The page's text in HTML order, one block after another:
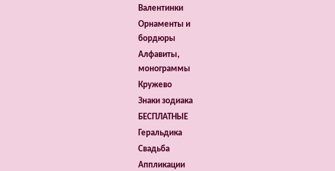
Валентинки
Орнаменты и
бордюры
Алфавиты,
монограммы
Кружево
Знаки зодиака
БЕСПЛАТНЫЕ
Геральдика
Свадьба
Аппликации